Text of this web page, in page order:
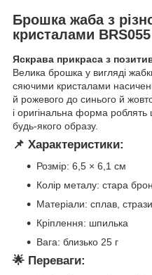
Брошка жаба з
кристалами BRS055
Яскрава прикраса з
Велика брошка у вигляді
сяючими кристалами
й рожевого до синього й
і оригінальна форма
будь-якого образу.
📌 Характеристики:
Розмір: 6,5 × 6,1 см
Колір металу: стара
Матеріали: сплав,
Кріплення: шпилька
Вага: близько 25 г
🌟 Переваги: